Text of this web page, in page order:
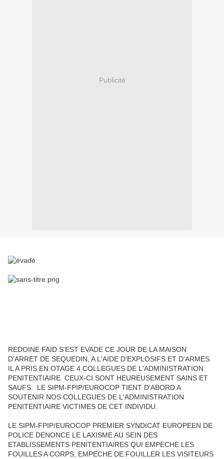
Publicité
REDOINE FAID S'EST EVADE CE JOUR DE LA MAISON
D'ARRET DE SEQUEDIN, A L'AIDE D'EXPLOSIFS ET D'ARMES.
IL A PRIS EN OTAGE 4 COLLEGUES DE L'ADMINISTRATION
PENITENTIAIRE. CEUX-CI SONT HEUREUSEMENT SAINS ET
SAUFS. LE SIPM-FPIP/EUROCOP TIENT D'ABORD A
SOUTENIR NOS COLLEGUES DE L'ADMINISTRATION
PENITENTIAIRE VICTIMES DE CET INDIVIDU.
LE SIPM-FPIP/EUROCOP PREMIER SYNDICAT EUROPEEN DE
POLICE DENONCE LE LAXISME AU SEIN DES
ETABLISSEMENTS PENITENTIAIRES QUI EMPECHE LES
FOUILLES A CORPS, EMPECHE DE FOUILLER LES VISITEURS